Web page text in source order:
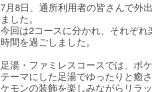
7月8日、通所利用者の皆さんで外
ました。
今回は2コースに分かれ、それぞれ
時間を過ごしました。
足湯・ファミレスコースでは、ポ
テーマにした足湯でゆったりと癒
ケモンの装飾を楽しみながらリラ